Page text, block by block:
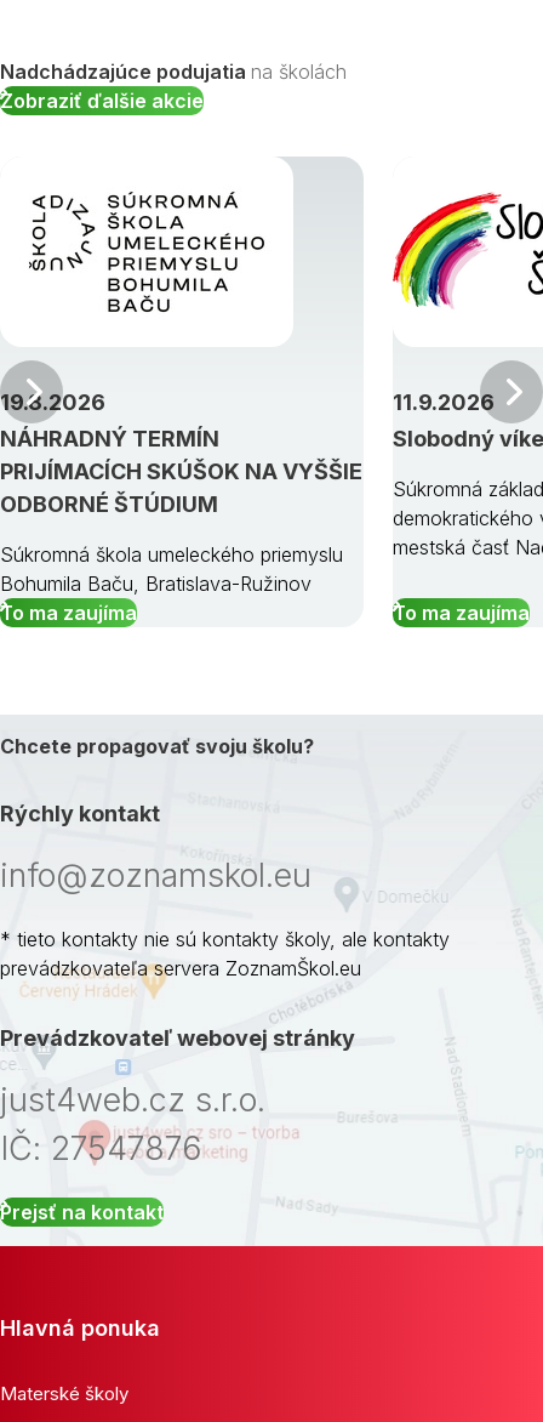
Nadchádzajúce podujatia na školách
Zobraziť ďalšie akcie
NÁHRADNÝ TERMÍN
PRIJÍMACÍCH SKÚŠOK NA VYŠŠIE
ODBORNÉ ŠTÚDIUM
19.8.2026
Súkromná škola umeleckého priemyslu
Bohumila Baču, Bratislava-Ružinov
To ma zaujíma
Slobodný
11.9.2026
Súkromná
demokratického
mestská časť
To ma zaujíma
Predchádzajúci
Chcete propagovať svoju školu?
Rýchly kontakt
info@zoznamskol.eu
* tieto kontakty nie sú kontakty školy, ale kontakty
prevádzkovateľa servera ZoznamŠkol.eu
Prevádzkovateľ webovej stránky
just4web.cz s.r.o.
IČ: 27547876
Prejsť na kontakt
Hlavná ponuka
Materské školy